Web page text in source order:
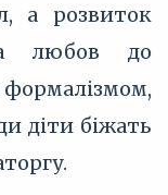
а розвиток
любов до
формалізмом,
діти біжать